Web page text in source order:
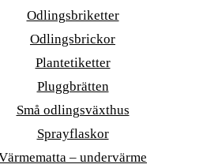
Odlingsbriketter
Odlingsbrickor
Plantetiketter
Pluggbrätten
Små odlingsväxthus
Sprayflaskor
– undervärme